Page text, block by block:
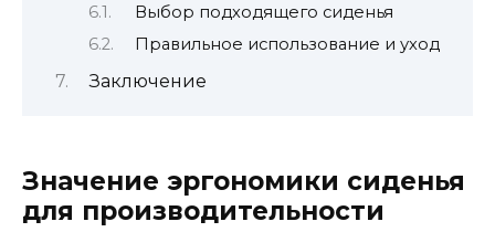
Выбор подходящего сиденья
Правильное использование и уход
Заключение
Значение эргономики сиденья
для производительности